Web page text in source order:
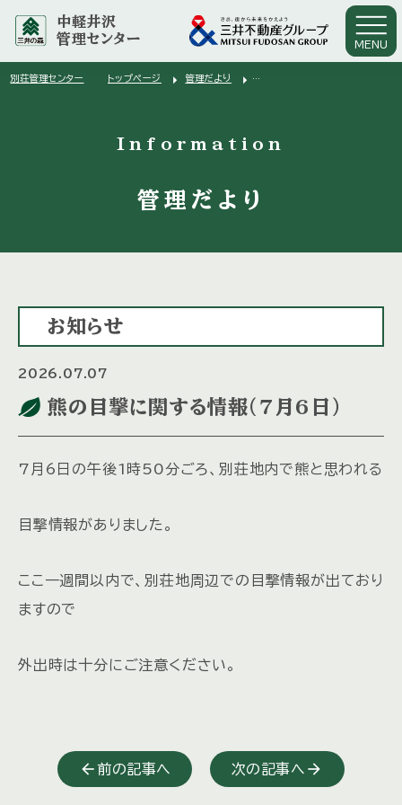
中軽井沢
管理センター
MENU
別荘管理センター トップページ arrow_right 管理だより arrow_right
Information
管理だより
お知らせ
2026.07.07
熊の目撃に関する情報(7月6日)
7月6日の午後1時50分ごろ、別荘地内で熊と思われる
目撃情報がありました。
ここ一週間以内で、別荘地周辺での目撃情報が出ており
ますので
外出時は十分にご注意ください。
前の記事へ 次の記事へ